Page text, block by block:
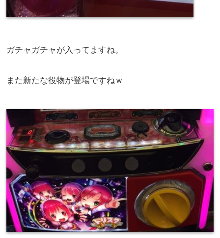
ガチャガチャが入ってますね。
また新たな役物が登場ですねｗ